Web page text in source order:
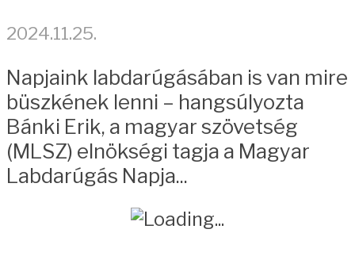
2024.11.25.
Napjaink labdarúgásában is van mire
büszkének lenni – hangsúlyozta
Bánki Erik, a magyar szövetség
(MLSZ) elnökségi tagja a Magyar
Labdarúgás Napja...